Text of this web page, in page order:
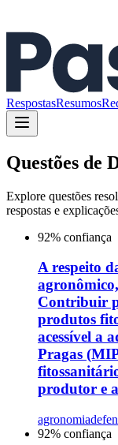
RespostasResumos
Questões de
Explore questões
respostas e
92% confiança
A respeito
Contribuir
produtos
acessível a
Pragas
produtor e
agronomia
92% confiança